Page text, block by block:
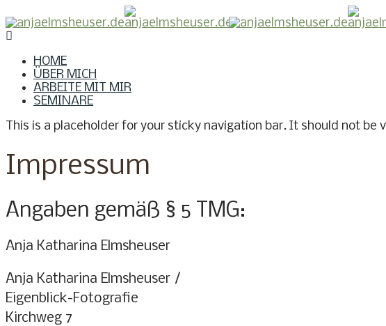
HOME
ÜBER MICH
ARBEITE MIT MIR
SEMINARE
This is a placeholder for your sticky navigation bar. It should not be
Impressum
Angaben gemäß § 5 TMG:
Anja Katharina Elmsheuser
Anja Katharina Elmsheuser /
Eigenblick-Fotografie
Kirchweg 7